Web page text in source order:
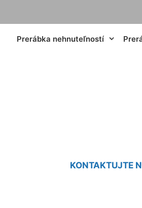
Prerábka nehnuteľností
KONTAKTUJTE